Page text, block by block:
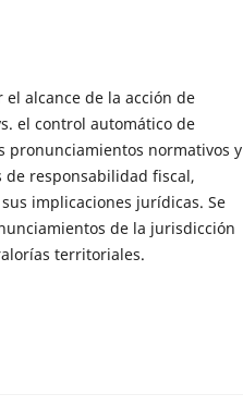
alcance de la acción de
el control automático de
pronunciamientos normativos y
responsabilidad fiscal,
implicaciones jurídicas. Se
de la jurisdicción
territoriales.